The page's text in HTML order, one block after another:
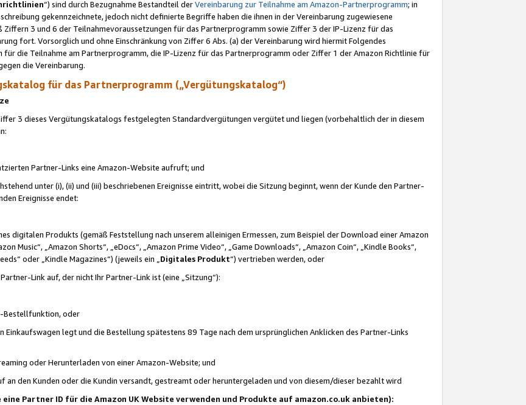
“) sind durch Bezugnahme Bestandteil derVereinbarung zur Teilnahme am Amazon-Partnerprogramm; in
gekennzeichnete, jedoch nicht definierte Begriffe haben die ihnen in der Vereinbarung zugewiesene
Ziffern 3 und 6 der Teilnahmevoraussetzungen für das Partnerprogramm sowie Ziffer 3 der IP-Lizenz für das
fort. Vorsorglich und ohne Einschränkung von Ziffer 6 Abs. (a) der Vereinbarung wird hiermit Folgendes
die Teilnahme am Partnerprogramm, die IP-Lizenz für das Partnerprogramm oder Ziffer 1 der Amazon Richtlinie für
die Vereinbarung.
für das Partnerprogramm („Vergütungskatalog“)
3 dieses Vergütungskatalogs festgelegten Standardvergütungen vergütet und liegen (vorbehaltlich der in diesem
Partner-Links eine Amazon-Website aufruft; und
unter (i), (ii) und (iii) beschriebenen Ereignisse eintritt, wobei die Sitzung beginnt, wenn der Kunde den Partner-
Ereignisse endet:
digitalen Produkts (gemäß Feststellung nach unserem alleinigen Ermessen, zum Beispiel der Download einer Amazon
Music“, „Amazon Shorts“, „eDocs“, „Amazon Prime Video“, „Game Downloads“, „Amazon Coin“, „Kindle Books“,
oder „Kindle Magazines“) (jeweils ein „ Digitales Produkt“) vertrieben werden, oder
Link auf, der nicht Ihr Partner-Link ist (eine „Sitzung“):
Bestellfunktion, oder
legt und die Bestellung spätestens 89 Tage nach dem ursprünglichen Anklicken des Partner-Links
oder Herunterladen von einer Amazon-Website; und
den Kunden oder die Kundin versandt, gestreamt oder heruntergeladen und von diesem/dieser bezahlt wird
Partner ID für die Amazon UK Website verwenden und Produkte auf amazon.co.uk anbieten):